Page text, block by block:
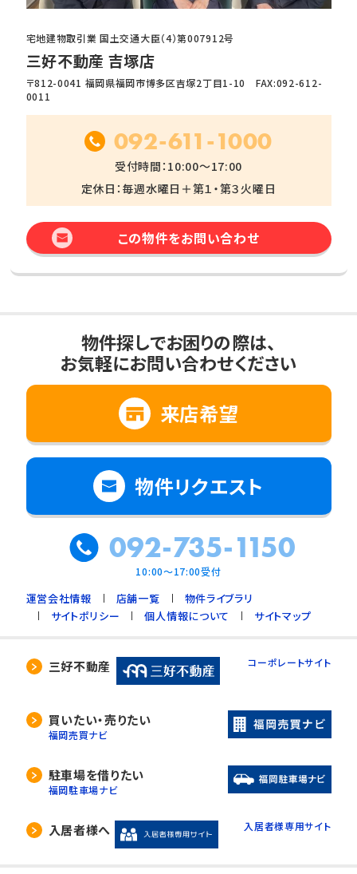
宅地建物取引業 国土交通大臣（4）第007912号
三好不動産 吉塚店
〒812-0041 福岡県福岡市博多区吉塚2丁目1-10 FAX:092-612-
0011
092-611-1000
受付時間：10:00～17:00
定休日：毎週水曜日＋第１・第３火曜日
この物件をお問い合わせ
物件探しでお困りの際は、
お気軽にお問い合わせください
来店希望
物件リクエスト
092-735-1150
10:00～17:00受付
運営会社情報 店舗一覧
物件ライブラリ
サイトポリシー
個人情報について サイトマップ
三好不動産 コーポレートサイト
買いたい・売りたい
福岡売買ナビ
駐車場を借りたい
福岡駐車場ナビ
入居者様へ 入居者様専用サイト